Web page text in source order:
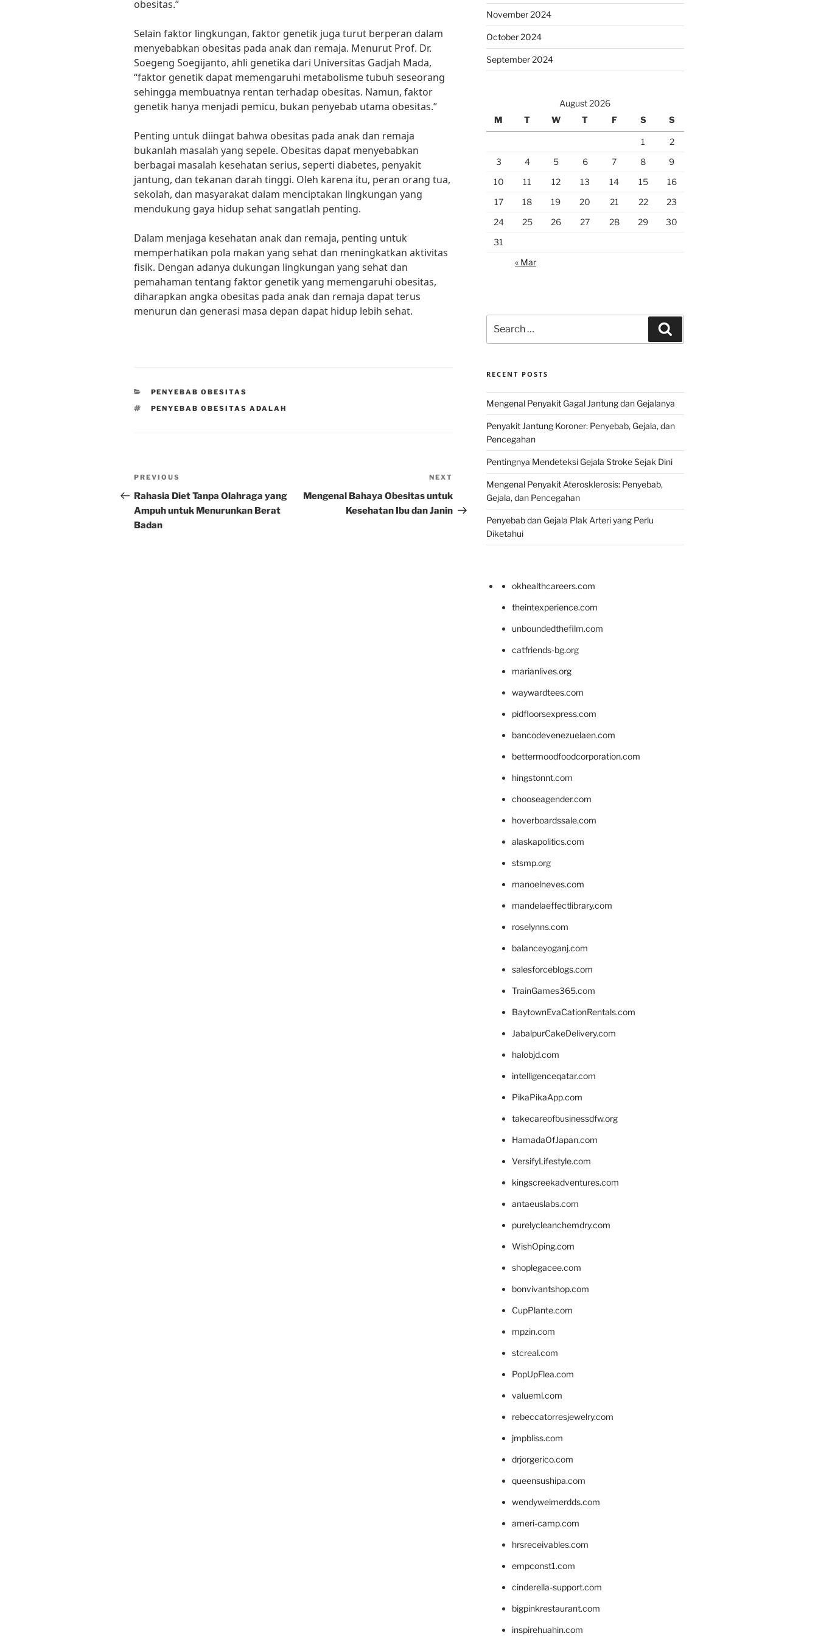
obesitas.”
Selain faktor lingkungan, faktor genetik juga turut berperan dalam
menyebabkan obesitas pada anak dan remaja. Menurut Prof. Dr.
Soegeng Soegijanto, ahli genetika dari Universitas Gadjah Mada,
“faktor genetik dapat memengaruhi metabolisme tubuh seseorang
sehingga membuatnya rentan terhadap obesitas. Namun, faktor
genetik hanya menjadi pemicu, bukan penyebab utama obesitas.”
Penting untuk diingat bahwa obesitas pada anak dan remaja
bukanlah masalah yang sepele. Obesitas dapat menyebabkan
berbagai masalah kesehatan serius, seperti diabetes, penyakit
jantung, dan tekanan darah tinggi. Oleh karena itu, peran orang tua,
sekolah, dan masyarakat dalam menciptakan lingkungan yang
mendukung gaya hidup sehat sangatlah penting.
Dalam menjaga kesehatan anak dan remaja, penting untuk
memperhatikan pola makan yang sehat dan meningkatkan aktivitas
fisik. Dengan adanya dukungan lingkungan yang sehat dan
pemahaman tentang faktor genetik yang memengaruhi obesitas,
diharapkan angka obesitas pada anak dan remaja dapat terus
menurun dan generasi masa depan dapat hidup lebih sehat.
CATEGORIES
PENYEBAB OBESITAS
TAGS
PENYEBAB OBESITAS ADALAH
Post
navigation
Previous
Post
PREVIOUS
Rahasia Diet Tanpa Olahraga yang
Ampuh untuk Menurunkan Berat
Badan
Post
NEXT
Mengenal Bahaya Obesitas untuk
Kesehatan Ibu dan Janin
November 2024
October 2024
September 2024
August 2026
M
T W T F S S
1
2
3
4 5 6 7 8
9
10
11 12 13 14 15
16
17
18 19 20 21 22
23
24
25 26 27 28 29
30
31
« Mar
for:
RECENT POSTS
Mengenal Penyakit Gagal Jantung dan Gejalanya
Penyakit Jantung Koroner: Penyebab, Gejala, dan
Pencegahan
Pentingnya Mendeteksi Gejala Stroke Sejak Dini
Mengenal Penyakit Aterosklerosis: Penyebab,
Gejala, dan Pencegahan
Penyebab dan Gejala Plak Arteri yang Perlu
Diketahui
okhealthcareers.com
theintexperience.com
unboundedthefilm.com
catfriends-bg.org
marianlives.org
waywardtees.com
pidfloorsexpress.com
bancodevenezuelaen.com
bettermoodfoodcorporation.com
hingstonnt.com
chooseagender.com
hoverboardssale.com
alaskapolitics.com
stsmp.org
manoelneves.com
mandelaeffectlibrary.com
roselynns.com
balanceyoganj.com
salesforceblogs.com
TrainGames365.com
BaytownEvaCationRentals.com
JabalpurCakeDelivery.com
halobjd.com
intelligenceqatar.com
PikaPikaApp.com
takecareofbusinessdfw.org
HamadaOfJapan.com
VersifyLifestyle.com
kingscreekadventures.com
antaeuslabs.com
purelycleanchemdry.com
WishOping.com
shoplegacee.com
bonvivantshop.com
CupPlante.com
mpzin.com
stcreal.com
PopUpFlea.com
valueml.com
rebeccatorresjewelry.com
jmpbliss.com
drjorgerico.com
queensushipa.com
wendyweimerdds.com
ameri-camp.com
hrsreceivables.com
empconst1.com
cinderella-support.com
bigpinkrestaurant.com
inspirehuahin.com